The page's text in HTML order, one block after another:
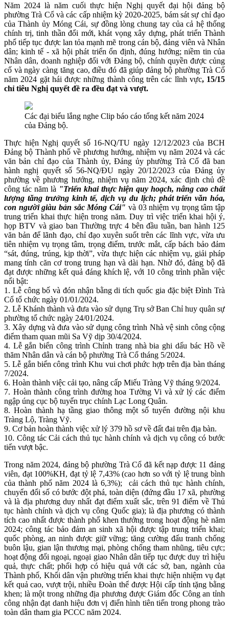
Năm 2024 là năm cuối thực hiện Nghị quyết đại hội đảng bộ
phường Trà Cổ và các cấp nhiệm kỳ 2020-2025, bám sát sự chỉ đạo
của Thành ủy Móng Cái, sự đồng lòng chung tay của cả hệ thống
chính trị, tinh thần đổi mới, khát vọng xây dựng, phát triển Thành
phố tiếp tục được lan tỏa mạnh mẽ trong cán bộ, đảng viên và Nhân
dân; kinh tế - xã hội phát triển ổn định, đúng hướng; niềm tin của
Nhân dân, doanh nghiệp đối với Đảng bộ, chính quyền được củng
cố và ngày càng tăng cao, điều đó đã giúp đảng bộ phường Trà Cổ
năm 2024 gặt hái được những thành công trên các lĩnh vực, 15/15
chỉ tiêu Nghị quyết đề ra đều đạt và vượt.
Các đại biểu lắng nghe Clip báo cáo tổng kết năm 2024
của Đảng bộ.
Thực hiện Nghị quyết số 16-NQ/TU ngày 12/12/2023 của BCH
Đảng bộ Thành phố về phương hướng, nhiệm vụ năm 2024 và các
văn bản chỉ đạo của Thành ủy, Đảng ủy phường Trà Cổ đã ban
hành nghị quyết số 56-NQ/ĐU ngày 20/12/2023 của Đảng ủy
phường về phương hướng, nhiệm vụ năm 2024, xác định chủ đề
công tác năm là "Triển khai thực hiện quy hoạch, nâng cao chất
lượng tăng trưởng kinh tế, dịch vụ du lịch; phát triển văn hóa,
con người giàu bản sắc Móng Cái" và 03 nhiệm vụ trọng tâm tập
trung triển khai thực hiện trong năm. Duy trì việc triển khai hội ý,
họp BTV và giao ban Thường trực 4 bên đầu tuần, ban hành 125
văn bản để lãnh đạo, chỉ đạo xuyên suốt trên các lĩnh vực, vừa ưu
tiên nhiệm vụ trọng tâm, trọng điểm,trước mắt, cấp bách bảo đảm
“sát, đúng, trúng, kịp thời”,vừa thực hiện các nhiệm vụ, giải pháp
mang tính căn cơ trong trung hạn và dài hạn. Nhờ đó, đảng bộ đã
đạt được những kết quả đáng khích lệ, với 10 công trình phần việc
nổi bật:
1. Lễ công bố và đón nhận bằng di tích quốc gia đặc biệt Đình Trà
Cổ tổ chức ngày 01/01/2024.
2. Lễ Khánh thành và đưa vào sử dụng Trụ sở Ban Chỉ huy quân sự
phường tổ chức ngày 24/01/2024.
3. Xây dựng và đưa vào sử dụng công trình Nhà vệ sinh công cộng
điểm tham quan mũi Sa Vỹ dịp 30/4/2024.
4. Lễ gắn biển công trình Chỉnh trang nhà bia ghi dấu bác Hồ về
thăm Nhân dân và cán bộ phường Trà Cổ tháng 5/2024.
5. Lễ gắn biển công trình Khu vui chơi phức hợp trên địa bàn tháng
7/2024.
6. Hoàn thành việc cải tạo, nâng cấp Miếu Tràng Vỹ tháng 9/2024.
7. Hoàn thành công trình đường hoa Tường Vi và xử lý các điểm
ngập úng cục bộ tuyến trục chính Lạc Long Quân.
8. Hoàn thành hạ tầng giao thông một số tuyến đường nội khu
Tràng Lộ, Tràng Vỹ.
9. Cơ bản hoàn thành việc xử lý 379 hồ sơ về đất đai trên địa bàn.
10. Công tác Cải cách thủ tục hành chính và dịch vụ công có bước
tiến vượt bậc.
Trong năm 2024, đảng bộ phường Trà Cổ đã kết nạp được 11 đảng
viên, đạt 100%KH, đạt tỷ lệ 7,43% (cao hơn so với tỷ lệ trung bình
của thành phố năm 2024 là 6,3%); cải cách thủ tục hành chính,
chuyển đổi số có bước đột phá, toàn diện (đứng đầu 17 xã, phường
và là địa phương duy nhất đạt điểm xuất sắc, trên 91 điểm về Thủ
tục hành chính và dịch vụ công Quốc gia); là địa phương có thành
tích cao nhất được thành phố khen thưởng trong hoạt động hè năm
2024; công tác bảo đảm an sinh xã hội được tập trung triển khai;
quốc phòng, an ninh được giữ vững; tăng cường đấu tranh chống
buôn lậu, gian lận thương mại, phòng chống tham nhũng, tiêu cực;
hoạt động đối ngoại, ngoại giao Nhân dân tiếp tục được duy trì hiệu
quả, thực chất; phối hợp có hiệu quả với các sở, ban, ngành của
Thành phố, Khối dân vận phường triển khai thực hiện nhiệm vụ đạt
kết quả cao, vượt trội, nhiều Đoàn thể được Hội cấp tỉnh tặng bằng
khen; là một trong những địa phương được Giám đốc Công an tỉnh
công nhận đạt danh hiệu đơn vị điển hình tiên tiến trong phong trào
toàn dân tham gia PCCC năm 2024.